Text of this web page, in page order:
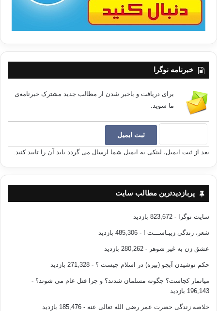
نعمتی /انتشارات: نشر احسان 1380
[3] – روایت از بخاری.
خبرنامه نوگرا
برای دریافت و باخبر شدن از مطالب جدید مشترک خبرنامه‌ی
ما شوید.
بعد از ثبت ایمیل، لینکی به ایمیل شما ارسال می گردد باید آن را تایید کنید.
پربازدیدترین مطالب سایت
سایت نوگرا - 823,672 بازدید
شعر، زندگی زیبـاســـت ! - 485,306 بازدید
عشق زن به غیر شوهر - 280,262 بازدید
حکم نوشیدن آبجو (بیره) در اسلام چیست ؟ - 271,328 بازدید
میانمار کجاست؟ چگونه مسلمان شدند؟ و چرا قتل عام می شوند؟ -
196,143 بازدید
خلاصه زندگی حضرت عمر رضی الله تعالی عنه - 185,476 بازدید